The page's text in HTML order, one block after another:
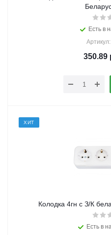
Есть в
350.89
ХИТ
Колодка 4гн с З/К
Есть в